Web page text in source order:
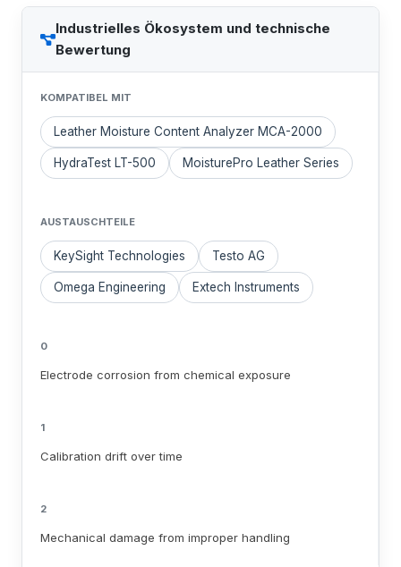
Industrielles Ökosystem und technische
Bewertung
KOMPATIBEL MIT
Leather Moisture Content Analyzer MCA-2000
HydraTest LT-500 MoisturePro Leather Series
AUSTAUSCHTEILE
KeySight Technologies Testo AG
Omega Engineering Extech Instruments
0
Electrode corrosion from chemical exposure
1
Calibration drift over time
2
Mechanical damage from improper handling